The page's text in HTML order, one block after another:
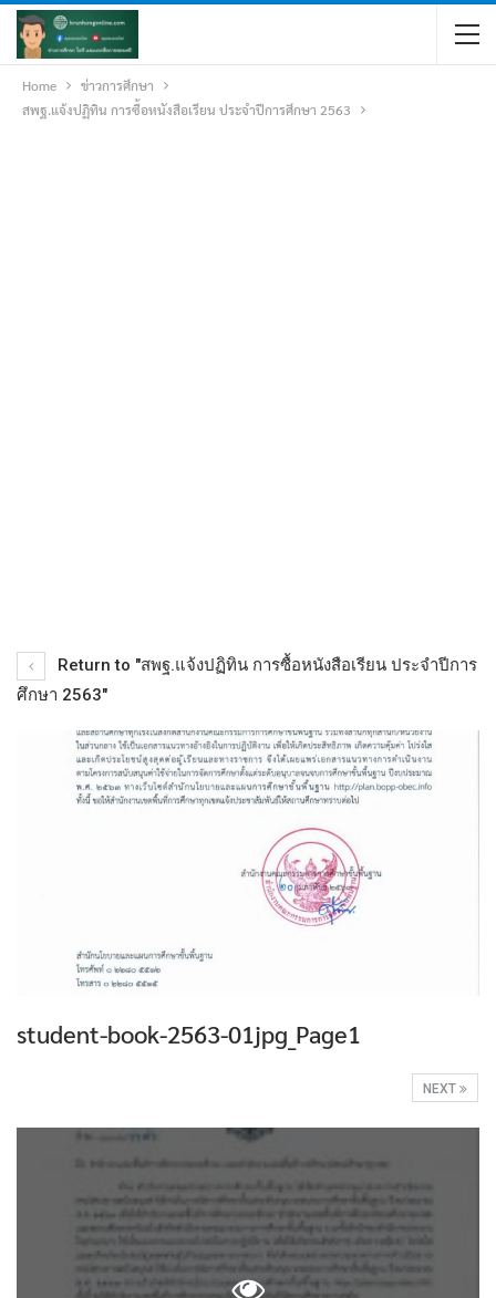
Home
ข่าวการศึกษา
สพฐ.แจ้งปฏิทิน การซื้อหนังสือเรียน ประจำปีการศึกษา 2563
Return to "สพฐ.แจ้งปฏิทิน การซื้อหนังสือเรียน ประจำปีการ
ศึกษา 2563"
student-book-2563-01jpg_Page1
NEXT